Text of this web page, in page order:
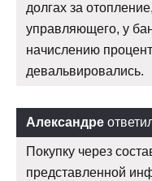
долгах за
управляющего, у
начислению
девальвировались.
Александре
Покупку через
представленной